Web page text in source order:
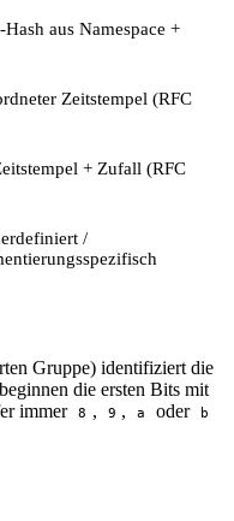
aus Namespace +
Zeitstempel (RFC
+ Zufall (RFC
/
Gruppe) identifiziert die
die ersten Bits mit
immer 8 , 9 , a oder b